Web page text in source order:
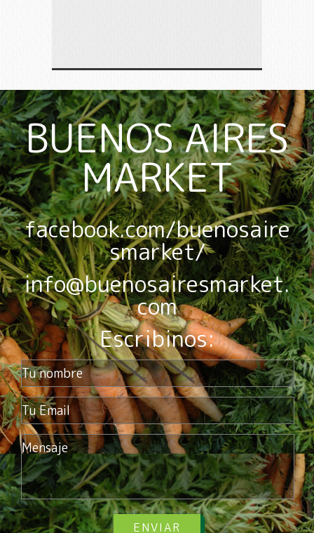
BUENOS AIRES
MARKET
facebook.com/buenosaire
smarket/
info@buenosairesmarket.
com
Escribinos:
ENVIAR